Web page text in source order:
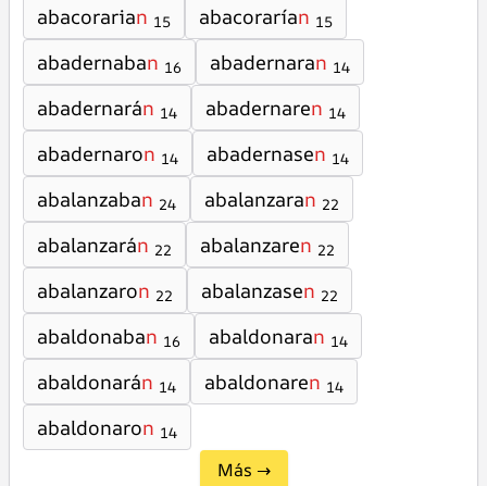
abacorarian 15 abacorarían 15
abadernaban 16 abadernaran 14
abadernarán 14 abadernaren 14
abadernaron 14 abadernasen 14
abalanzaban 24 abalanzaran 22
abalanzarán 22 abalanzaren 22
abalanzaron 22 abalanzasen 22
abaldonaban 16 abaldonaran 14
abaldonarán 14 abaldonaren 14
abaldonaron 14
Más →